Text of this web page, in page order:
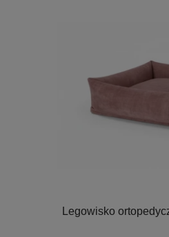
Legowisko